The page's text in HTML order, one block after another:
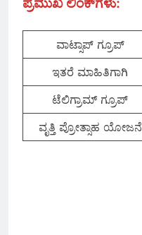
ಪ್ರಮುಖ ಲಿಂಕ್‌ಗಳು:
ವಾಟ್ಸಾಪ್‌ ಗ್ರೂಪ್
ಇತರೆ ಮಾಹಿತಿಗಾಗಿ
ಟೆಲಿಗ್ರಾಮ್ ಗ್ರೂಪ್
ವೃತ್ತಿ ಪ್ರೋತ್ಸಾಹ ಯೋಜನೆ